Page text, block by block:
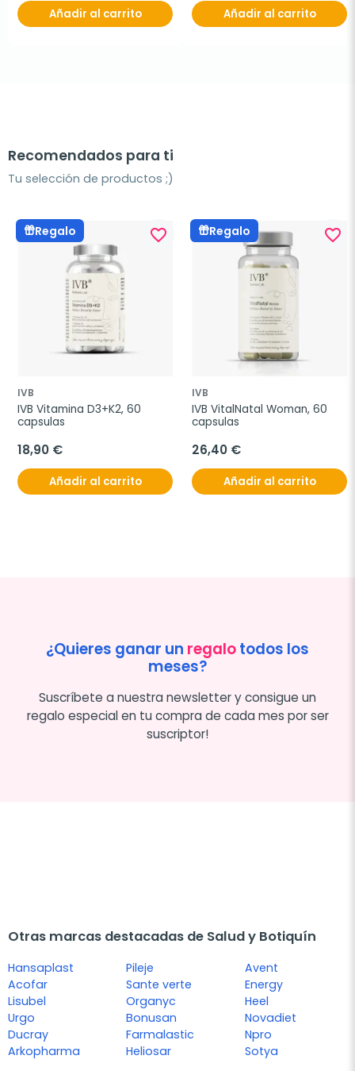
Añadir al carrito Añadir al carrito
Recomendados para ti
Tu selección de productos ;)
Regalo favorite_border
IVB
IVB Vitamina D3+K2, 60
capsulas
18,90 €
Añadir al carrito
Regalo favorite_border
IVB
IVB VitalNatal Woman, 60
capsulas
26,40 €
Añadir al carrito
¿Quieres ganar un regalotodos los
meses?
Suscríbete a nuestra newsletter y consigue un
regalo especial en tu compra de cada mes por ser
suscriptor!
Otras marcas destacadas de Salud y Botiquín
Hansaplast
Acofar
Lisubel
Urgo
Ducray
Arkopharma
Pileje
Sante verte
Organyc
Bonusan
Farmalastic
Heliosar
Avent
Energy
Heel
Novadiet
Npro
Sotya